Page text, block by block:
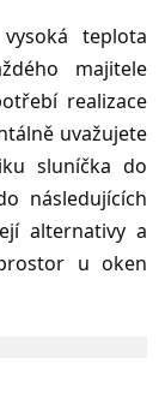
teplota
majitele
realizace
uvažujete
sluníčka do
následujících
alternativy a
u oken